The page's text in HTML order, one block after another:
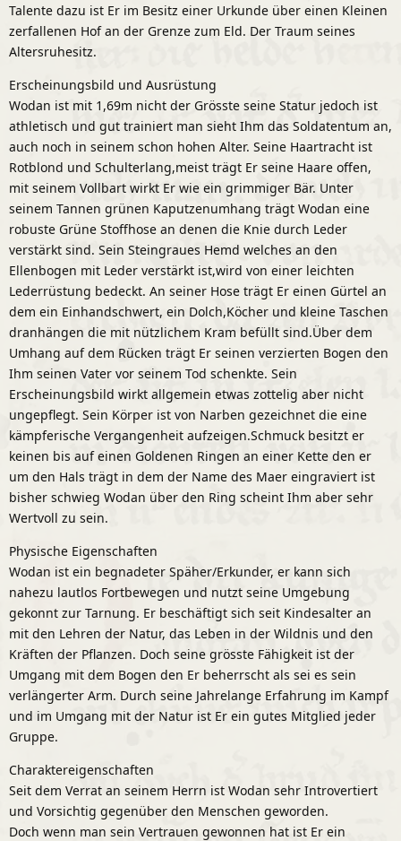
Talente dazu ist Er im Besitz einer Urkunde über einen Kleinen
zerfallenen Hof an der Grenze zum Eld. Der Traum seines
Altersruhesitz.
Erscheinungsbild und Ausrüstung
Wodan ist mit 1,69m nicht der Grösste seine Statur jedoch ist
athletisch und gut trainiert man sieht Ihm das Soldatentum an,
auch noch in seinem schon hohen Alter. Seine Haartracht ist
Rotblond und Schulterlang,meist trägt Er seine Haare offen,
mit seinem Vollbart wirkt Er wie ein grimmiger Bär. Unter
seinem Tannen grünen Kaputzenumhang trägt Wodan eine
robuste Grüne Stoffhose an denen die Knie durch Leder
verstärkt sind. Sein Steingraues Hemd welches an den
Ellenbogen mit Leder verstärkt ist,wird von einer leichten
Lederrüstung bedeckt. An seiner Hose trägt Er einen Gürtel an
dem ein Einhandschwert, ein Dolch,Köcher und kleine Taschen
dranhängen die mit nützlichem Kram befüllt sind.Über dem
Umhang auf dem Rücken trägt Er seinen verzierten Bogen den
Ihm seinen Vater vor seinem Tod schenkte. Sein
Erscheinungsbild wirkt allgemein etwas zottelig aber nicht
ungepflegt. Sein Körper ist von Narben gezeichnet die eine
kämpferische Vergangenheit aufzeigen.Schmuck besitzt er
keinen bis auf einen Goldenen Ringen an einer Kette den er
um den Hals trägt in dem der Name des Maer eingraviert ist
bisher schwieg Wodan über den Ring scheint Ihm aber sehr
Wertvoll zu sein.
Physische Eigenschaften
Wodan ist ein begnadeter Späher/Erkunder, er kann sich
nahezu lautlos Fortbewegen und nutzt seine Umgebung
gekonnt zur Tarnung. Er beschäftigt sich seit Kindesalter an
mit den Lehren der Natur, das Leben in der Wildnis und den
Kräften der Pflanzen. Doch seine grösste Fähigkeit ist der
Umgang mit dem Bogen den Er beherrscht als sei es sein
verlängerter Arm. Durch seine Jahrelange Erfahrung im Kampf
und im Umgang mit der Natur ist Er ein gutes Mitglied jeder
Gruppe.
Charaktereigenschaften
Seit dem Verrat an seinem Herrn ist Wodan sehr Introvertiert
und Vorsichtig gegenüber den Menschen geworden.
Doch wenn man sein Vertrauen gewonnen hat ist Er ein